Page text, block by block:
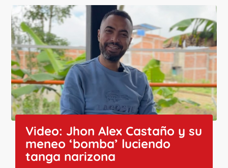
Video: Jhon Alex Castaño y su
meneo ‘bomba’ luciendo
tanga narizona